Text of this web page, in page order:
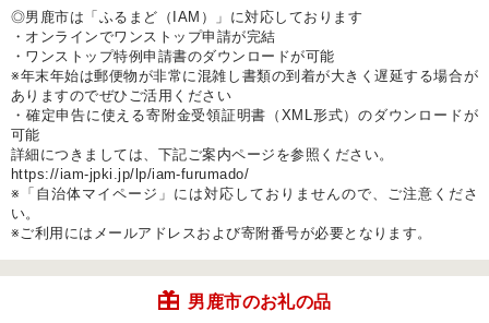
◎男鹿市は「ふるまど（IAM）」に対応しております
・オンラインでワンストップ申請が完結
・ワンストップ特例申請書のダウンロードが可能
※年末年始は郵便物が非常に混雑し書類の到着が大きく遅延する場合が
ありますのでぜひご活用ください
・確定申告に使える寄附金受領証明書（XML形式）のダウンロードが
可能
詳細につきましては、下記ご案内ページを参照ください。
https://iam-jpki.jp/lp/iam-furumado/
※「自治体マイページ」には対応しておりませんので、ご注意くださ
い。
※ご利用にはメールアドレスおよび寄附番号が必要となります。
男鹿市のお礼の品